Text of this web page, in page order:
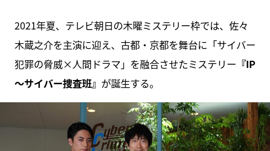
2021年夏、テレビ朝日の木曜ミステリー枠では、佐々
木蔵之介を主演に迎え、古都・京都を舞台に「サイバー
犯罪の脅威×人間ドラマ」を融合させたミステリー 『IP
～サイバー捜査班』 が誕生する。